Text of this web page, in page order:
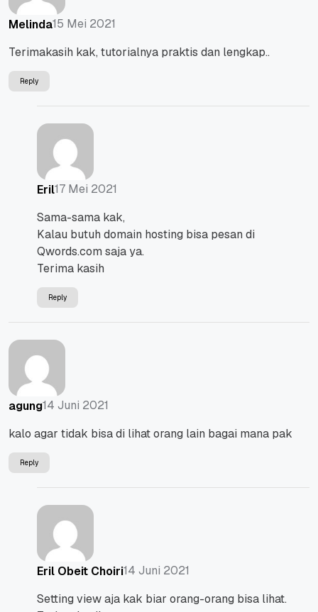
Melinda15 Mei 2021
Terimakasih kak, tutorialnya praktis dan lengkap..
Reply
Eril17 Mei 2021
Sama-sama kak,
Kalau butuh domain hosting bisa pesan di
Qwords.com saja ya.
Terima kasih
Reply
agung14 Juni 2021
kalo agar tidak bisa di lihat orang lain bagai mana pak
Reply
Eril Obeit Choiri14 Juni 2021
Setting view aja kak biar orang-orang bisa lihat.